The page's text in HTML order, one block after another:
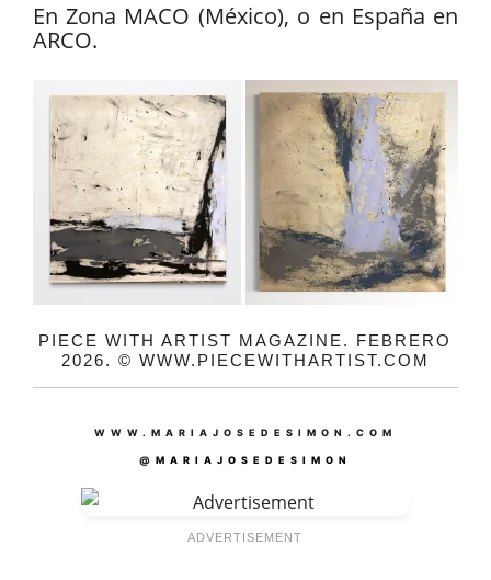
En Zona MACO (México), o en España en
ARCO.
PIECE WITH ARTIST MAGAZINE. FEBRERO
2026. © WWW.PIECEWITHARTIST.COM
WWW.MARIAJOSEDESIMON.COM
@ MARIAJOSEDESIMON
ADVERTISEMENT